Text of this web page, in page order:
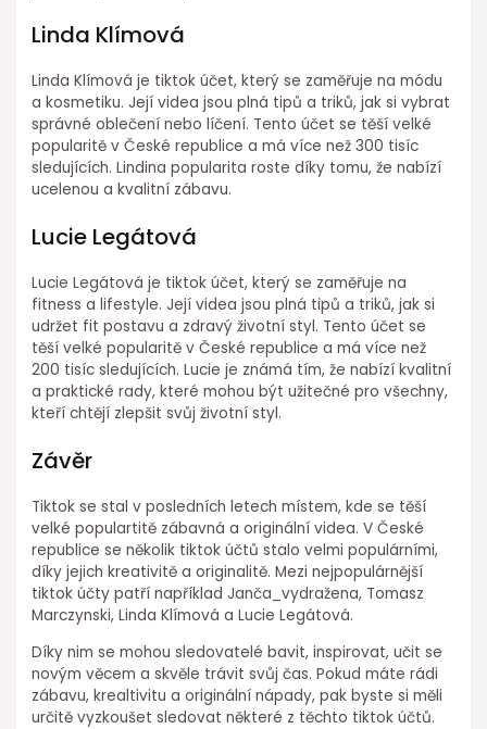
Linda Klímová
Linda Klímová je tiktok účet, který se zaměřuje na módu
a kosmetiku. Její videa jsou plná tipů a triků, jak si vybrat
správné oblečení nebo líčení. Tento účet se těší velké
popularitě v České republice a má více než 300 tisíc
sledujících. Lindina popularita roste díky tomu, že nabízí
ucelenou a kvalitní zábavu.
Lucie Legátová
Lucie Legátová je tiktok účet, který se zaměřuje na
fitness a lifestyle. Její videa jsou plná tipů a triků, jak si
udržet fit postavu a zdravý životní styl. Tento účet se
těší velké popularitě v České republice a má více než
200 tisíc sledujících. Lucie je známá tím, že nabízí kvalitní
a praktické rady, které mohou být užitečné pro všechny,
kteří chtějí zlepšit svůj životní styl.
Závěr
Tiktok se stal v posledních letech místem, kde se těší
velké populartitě zábavná a originální videa. V České
republice se několik tiktok účtů stalo velmi populárními,
díky jejich kreativitě a originalitě. Mezi nejpopulárnější
tiktok účty patří například Janča_vydražena, Tomasz
Marczynski, Linda Klímová a Lucie Legátová.
Díky nim se mohou sledovatelé bavit, inspirovat, učit se
novým věcem a skvěle trávit svůj čas. Pokud máte rádi
zábavu, krealtivitu a originální nápady, pak byste si měli
určitě vyzkoušet sledovat některé z těchto tiktok účtů.